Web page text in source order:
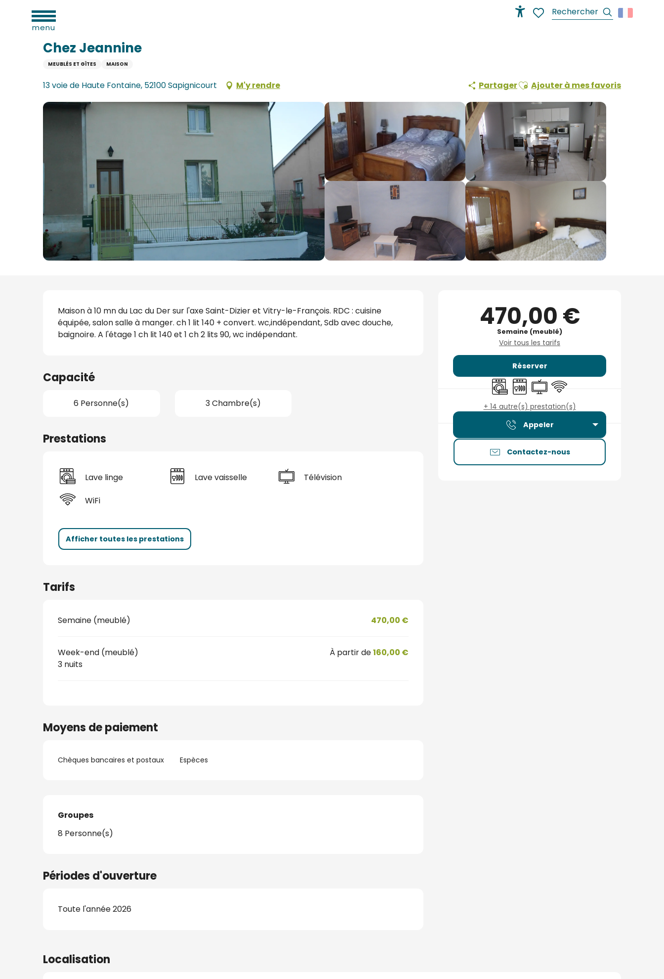
contenu
Recherche
menu
Accueil
Chez Jeannine
MEUBLÉS ET GÎTES MAISON
13 voie de Haute Fontaine, 52100 Sapignicourt M'y rendre PartagerAjouter aux favoris
Ajouter à mes favoris
Ouverture et
470,00 €
Semaine (meublé)
Voir tous les tarifs
Réserver
Lave lingeLave vaisselle
Télévision
WiFi
+ 14 autre(s) prestation(s)
Appeler
Contactez-nous
Description
Maison à 10 mn du Lac du Der sur l'axe Saint-Dizier et Vitry-le-François. RDC : cuisine
équipée, salon salle à manger. ch 1 lit 140 + convert. wc,indépendant, Sdb avec douche,
baignoire. A l'étage 1 ch lit 140 et 1 ch 2 lits 90, wc indépendant.
Capacité
6 Personne(s) 3 Chambre(s)
Prestations
Lave linge Lave vaisselle Télévision
WiFi
Afficher toutes les prestations
Tarifs
Semaine (meublé) 470,00 €
Week-end (meublé)
3 nuits
À partir de160,00 €
Moyens de paiement
Chèques bancaires et postaux Espèces
Groupes
Groupes
8 Personne(s)
Périodes d'ouverture
Toute l'année 2026
Localisation